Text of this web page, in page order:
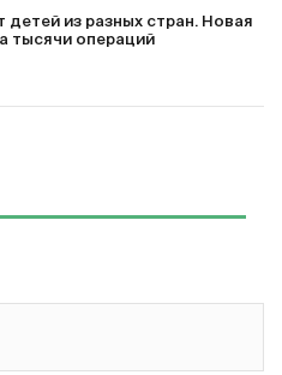
детей из разных стран. Новая
тысячи операций